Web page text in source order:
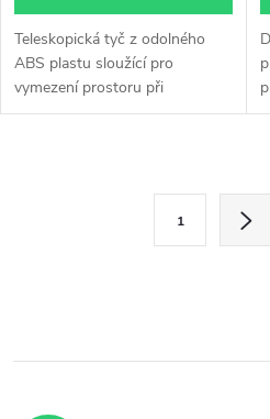
Teleskopická tyč z odolného
ABS plastu sloužící pro
vymezení prostoru při
tréninku,...
d
k
1